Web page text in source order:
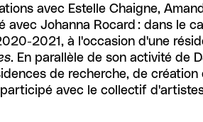
avec Estelle Chaigne,
avec Johanna Rocard : dans le
2021, à l'occasion d'une
. En parallèle de son activité de
de recherche, de
avec le collectif